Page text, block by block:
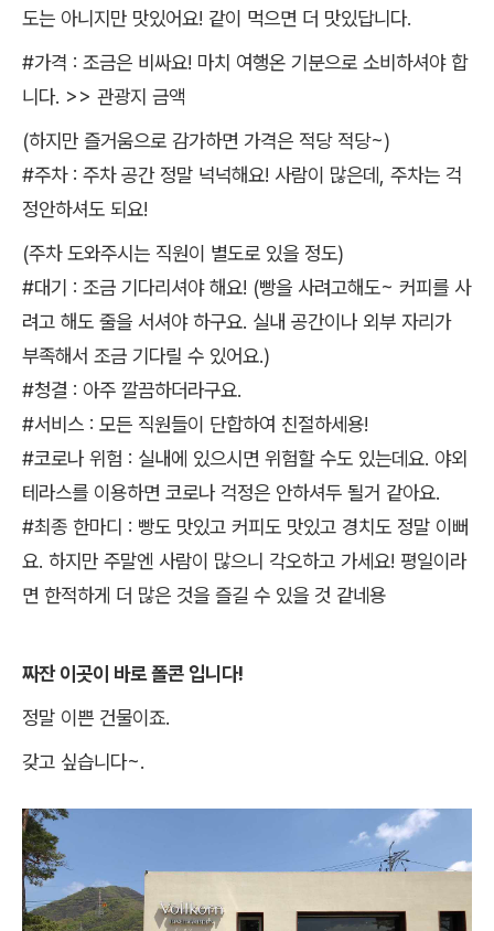
도는 아니지만 맛있어요! 같이 먹으면 더 맛있답니다.
#가격 : 조금은 비싸요! 마치 여행온 기분으로 소비하셔야 합
니다. >> 관광지 금액
(하지만 즐거움으로 감가하면 가격은 적당 적당~)
#주차 : 주차 공간 정말 넉넉해요! 사람이 많은데, 주차는 걱
정안하셔도 되요!
(주차 도와주시는 직원이 별도로 있을 정도)
#대기 : 조금 기다리셔야 해요! (빵을 사려고해도~ 커피를 사
려고 해도 줄을 서셔야 하구요. 실내 공간이나 외부 자리가
부족해서 조금 기다릴 수 있어요.)
#청결 : 아주 깔끔하더라구요.
#서비스 : 모든 직원들이 단합하여 친절하세용!
#코로나 위험 : 실내에 있으시면 위험할 수도 있는데요. 야외
테라스를 이용하면 코로나 걱정은 안하셔두 될거 같아요.
#최종 한마디 : 빵도 맛있고 커피도 맛있고 경치도 정말 이뻐
요. 하지만 주말엔 사람이 많으니 각오하고 가세요! 평일이라
면 한적하게 더 많은 것을 즐길 수 있을 것 같네용
짜잔 이곳이 바로 폴콘 입니다!
정말 이쁜 건물이죠.
갖고 싶습니다~.